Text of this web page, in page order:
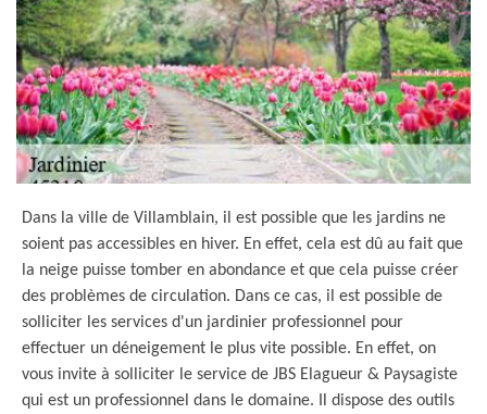
Dans la ville de Villamblain, il est possible que les jardins ne
soient pas accessibles en hiver. En effet, cela est dû au fait que
la neige puisse tomber en abondance et que cela puisse créer
des problèmes de circulation. Dans ce cas, il est possible de
solliciter les services d'un jardinier professionnel pour
effectuer un déneigement le plus vite possible. En effet, on
vous invite à solliciter le service de JBS Elagueur & Paysagiste
qui est un professionnel dans le domaine. Il dispose des outils